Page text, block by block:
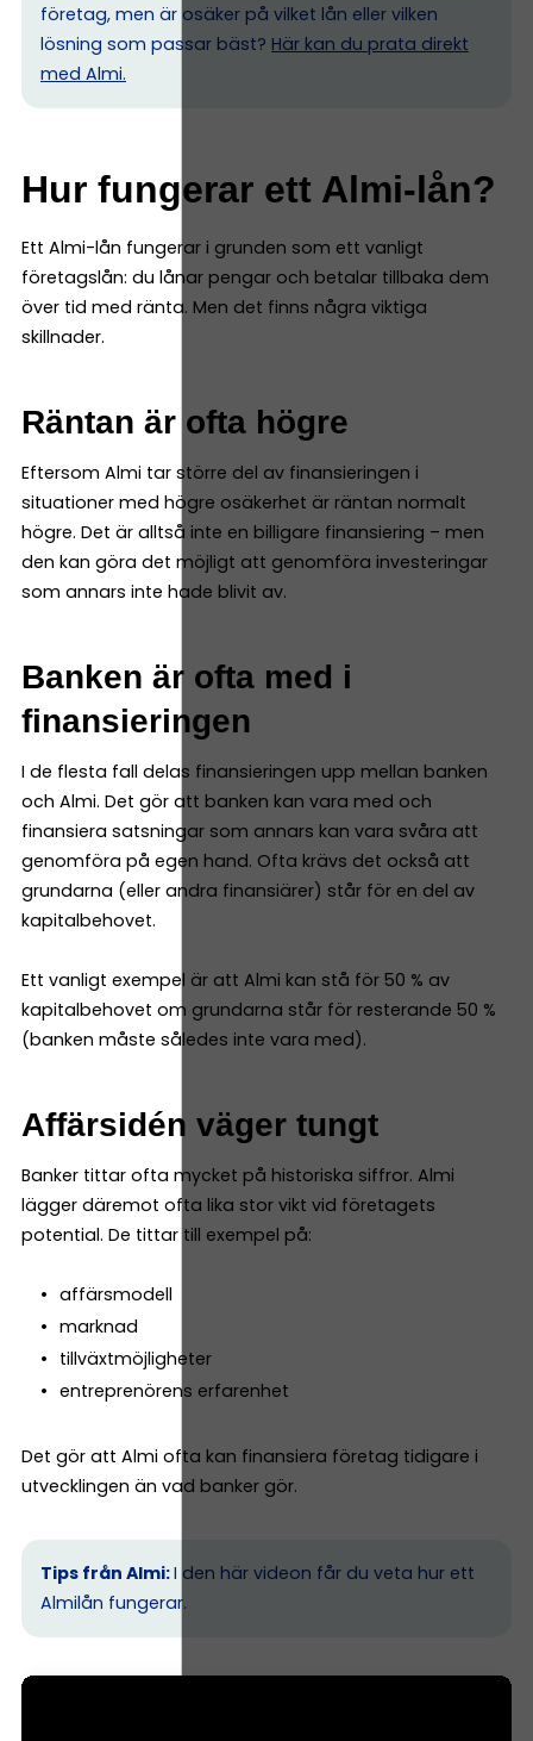
företag, men är osäker på vilket lån eller vilken
lösning som passar bäst? Här kan du prata direkt
med Almi.
Hur fungerar ett Almi-lån?
Ett Almi-lån fungerar i grunden som ett vanligt
företagslån: du lånar pengar och betalar tillbaka dem
över tid med ränta. Men det finns några viktiga
skillnader.
Räntan är ofta högre
Eftersom Almi tar större del av finansieringen i
situationer med högre osäkerhet är räntan normalt
högre. Det är alltså inte en billigare finansiering – men
den kan göra det möjligt att genomföra investeringar
som annars inte hade blivit av.
Banken är ofta med i
finansieringen
I de flesta fall delas finansieringen upp mellan banken
och Almi. Det gör att banken kan vara med och
finansiera satsningar som annars kan vara svåra att
genomföra på egen hand. Ofta krävs det också att
grundarna (eller andra finansiärer) står för en del av
kapitalbehovet.
Ett vanligt exempel är att Almi kan stå för 50 % av
kapitalbehovet om grundarna står för resterande 50 %
(banken måste således inte vara med).
Affärsidén väger tungt
Banker tittar ofta mycket på historiska siffror. Almi
lägger däremot ofta lika stor vikt vid företagets
potential. De tittar till exempel på:
affärsmodell
marknad
tillväxtmöjligheter
entreprenörens erfarenhet
Det gör att Almi ofta kan finansiera företag tidigare i
utvecklingen än vad banker gör.
Tips från Almi:I den här videon får du veta hur ett
Almilån fungerar.